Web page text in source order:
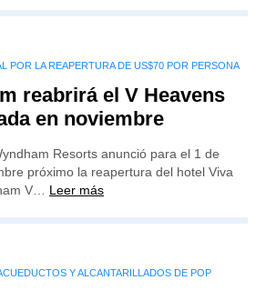
POR LA REAPERTURA DE US$70 POR PERSONA
reabrirá el V Heavens
en noviembre
Resorts anunció para el 1 de
próximo la reapertura del hotel Viva
V… Leer más
Y ALCANTARILLADOS DE POP